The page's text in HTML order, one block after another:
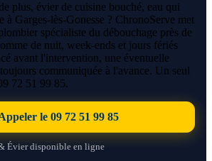
plus, évier de cuisine bouché, eau qui
à Garges-lès-Gonesse ? ChronoServe met
spécialiste du débouchage près de
de nuit, week-ends et jours fériés
avant l'intervention, une éventuelle
communiquée à l'avance. Un seul
72 51 99 85.
le 09 72 51 99 85
Évier disponible en ligne